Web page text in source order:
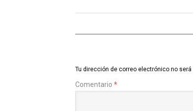
Tu dirección de correo electrónico no será
Comentario *